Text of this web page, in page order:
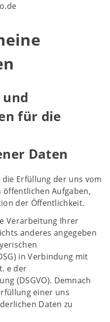
für die
Daten
Erfüllung der uns vom
öffentlichen Aufgaben,
der Öffentlichkeit.
Verarbeitung Ihrer
anderes angegeben
in Verbindung mit
e der
(DSGVO). Demnach
einer uns
Daten zu